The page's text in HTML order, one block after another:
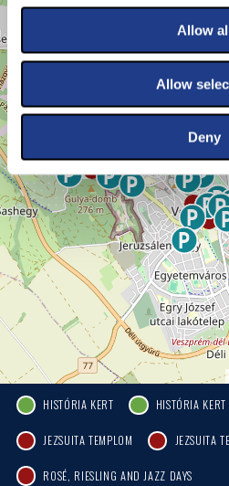
Allow
Allow
Deny
HISTÓRIA KERT HISTÓRIA KERT
JEZSUITA TEMPLOM JEZSUITA
ROSÉ, RIESLING AND JAZZ DAYS